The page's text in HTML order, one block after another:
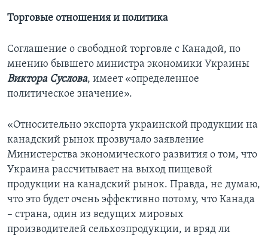
Торговые отношения и политика
Соглашение о свободной торговле с Канадой, по
мнению бывшего министра экономики Украины
Виктора Суслова, имеет «определенное
политическое значение».
«Относительно экспорта украинской продукции на
канадский рынок прозвучало заявление
Министерства экономического развития о том, что
Украина рассчитывает на выход пищевой
продукции на канадский рынок. Правда, не думаю,
что это будет очень эффективно потому, что Канада
– страна, один из ведущих мировых
производителей сельхозпродукции, и вряд ли